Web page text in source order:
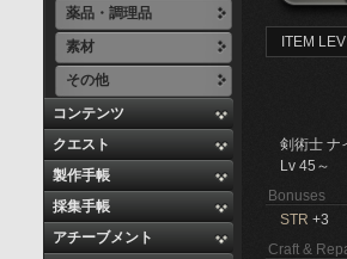
薬品・調理品
素材
その他
コンテンツ
クエスト
製作手帳
採集手帳
アチーブメント
ITEM
剣術士 ナ
Lv 45～
Bonuses
STR +3
Craft &